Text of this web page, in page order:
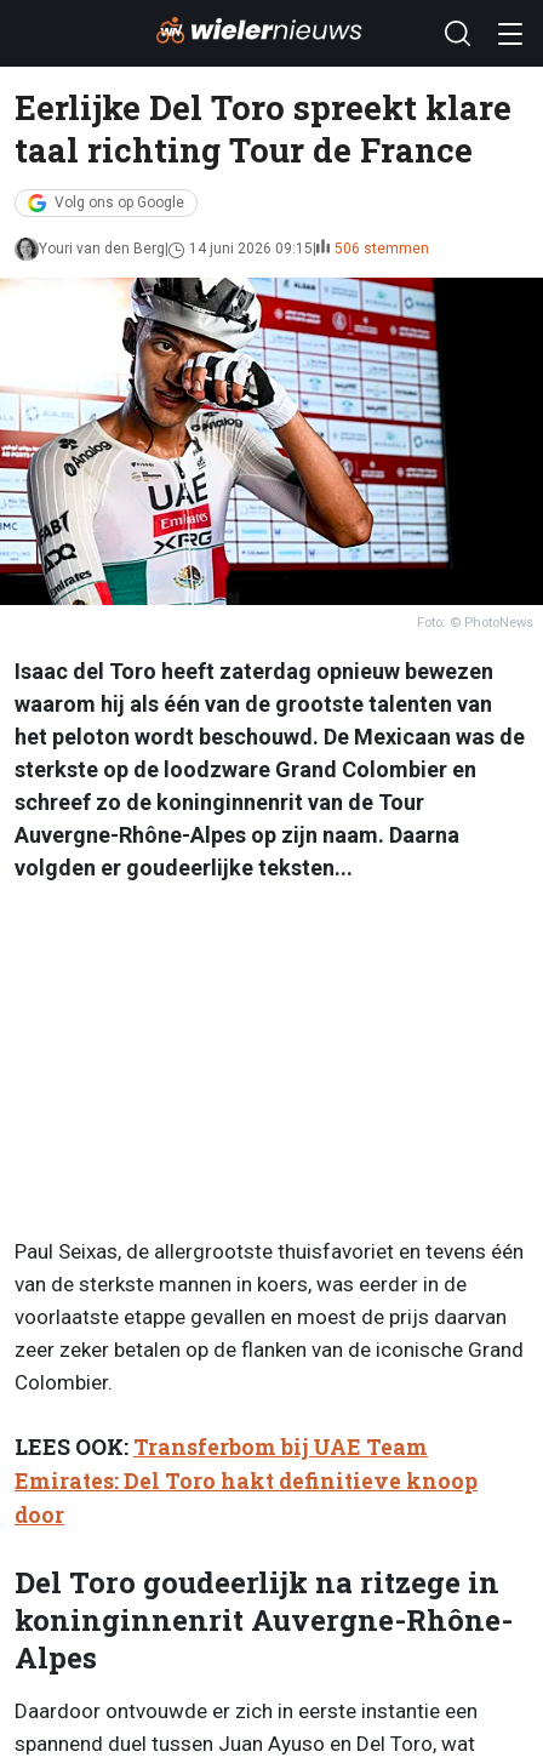
Eerlijke Del Toro spreekt klare
taal richting Tour de France
Volg ons op Google
Youri van den Berg 14 juni 2026 09:15 506 stemmen
Foto: © PhotoNews
Isaac del Toro heeft zaterdag opnieuw bewezen
waarom hij als één van de grootste talenten van
het peloton wordt beschouwd. De Mexicaan was de
sterkste op de loodzware Grand Colombier en
schreef zo de koninginnenrit van de Tour
Auvergne-Rhône-Alpes op zijn naam. Daarna
volgden er goudeerlijke teksten...
Paul Seixas, de allergrootste thuisfavoriet en tevens één
van de sterkste mannen in koers, was eerder in de
voorlaatste etappe gevallen en moest de prijs daarvan
zeer zeker betalen op de flanken van de iconische Grand
Colombier.
LEES OOK: Transferbom bij UAE Team
Emirates: Del Toro hakt definitieve knoop
door
Del Toro goudeerlijk na ritzege in
koninginnenrit Auvergne-Rhône-
Alpes
Daardoor ontvouwde er zich in eerste instantie een
spannend duel tussen Juan Ayuso en Del Toro, wat